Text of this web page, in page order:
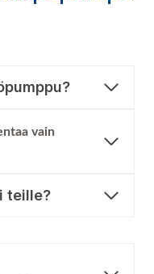
vain
teille?